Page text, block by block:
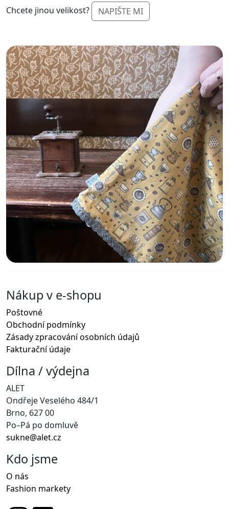
Chcete jinou velikost? NAPIŠTE MI
Nákup v e-shopu
Poštovné
Obchodní podmínky
Zásady zpracování osobních údajů
Fakturační údaje
Dílna / výdejna
ALET
Ondřeje Veselého 484/1
Brno, 627 00
Po–Pá po domluvě
sukne@alet.cz
Kdo jsme
O nás
Fashion markety